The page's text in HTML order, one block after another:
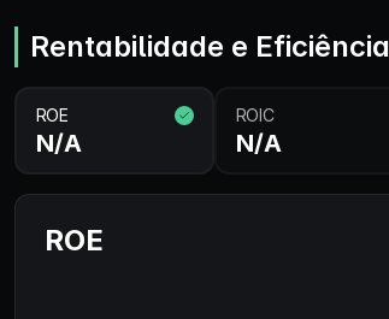
Rentabilidade e Eficiência
ROE
N/A
ROIC
N/A
ROE